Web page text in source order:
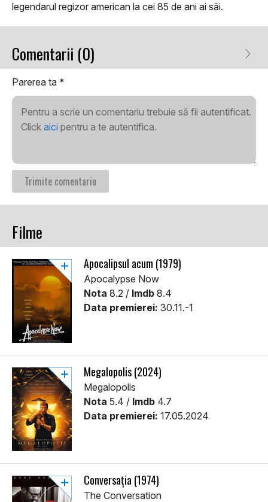
legendarul regizor american la cei 85 de ani ai săi.
Comentarii (0)
Parerea ta *
Pentru a scrie un comentariu trebuie să fii autentificat.
Click aici pentru a te autentifica.
Filme
Apocalipsul acum (1979)
Apocalypse Now
Nota 8.2 / Imdb 8.4
Data premierei: 30.11.-1
Megalopolis (2024)
Megalopolis
Nota 5.4 / Imdb 4.7
Data premierei: 17.05.2024
Conversația (1974)
The Conversation